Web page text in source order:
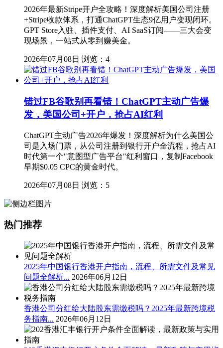
2026年最新Stripe开户全攻略！深度解析美国公司注册
+Stripe收款体系，打通ChatGPT生态9亿用户变现闭环。
GPT Store入驻、插件支付、AI SaaS订阅——三大会变
现场景，一站式从零到赚美金。
2026年07月08日 浏览：4
错过FB谷歌别再看错！ChatGPT主动广告爆
发，美国公司+开户，抢占AI红利
ChatGPT主动广告2026年爆发！深度解析为什么美国公
司是入场门票，从公司注册到银行开户全流程，抢占AI
时代第一个"意图型广告平台"红利窗口，复制Facebook
早期$0.05 CPC的黄金时代。
2026年07月08日 浏览：5
热门推荐
2025年中国银行香港开户指南，流程、所需文件及常见
问题全解析... 2026年06月12日
香港公司分红给大陆股东需缴税吗？2025年最新跨境税
务指南... 2026年06月12日